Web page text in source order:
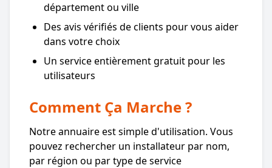
département ou ville
Des avis vérifiés de clients pour vous aider
dans votre choix
Un service entièrement gratuit pour les
utilisateurs
Comment Ça Marche ?
Notre annuaire est simple d'utilisation. Vous
pouvez rechercher un installateur par nom,
par région ou par type de service